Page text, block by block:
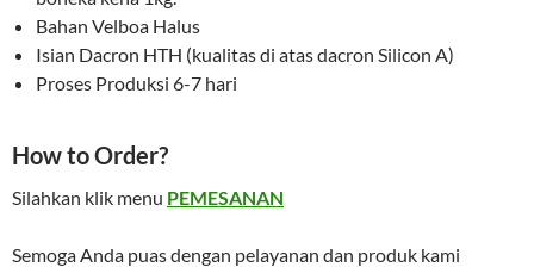
Bahan Velboa Halus
Isian Dacron HTH (kualitas di atas dacron Silicon A)
Proses Produksi 6-7 hari
How to Order?
Silahkan klik menu PEMESANAN
Semoga Anda puas dengan pelayanan dan produk kami